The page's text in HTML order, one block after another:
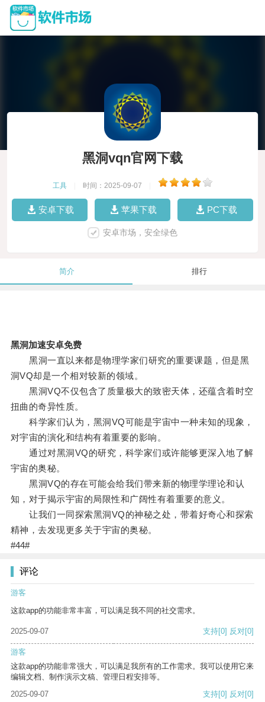
黑洞vqn官网下载
工具 时间：2025-09-07
安卓下载 苹果下载 PC下载
安卓市场，安全绿色
简介 排行
黑洞加速安卓免费
黑洞一直以来都是物理学家们研究的重要课题，但是黑
洞VQ却是一个相对较新的领域。
黑洞VQ不仅包含了质量极大的致密天体，还蕴含着时空
扭曲的奇异性质。
科学家们认为，黑洞VQ可能是宇宙中一种未知的现象，
对宇宙的演化和结构有着重要的影响。
通过对黑洞VQ的研究，科学家们或许能够更深入地了解
宇宙的奥秘。
黑洞VQ的存在可能会给我们带来新的物理学理论和认
知，对于揭示宇宙的局限性和广阔性有着重要的意义。
让我们一同探索黑洞VQ的神秘之处，带着好奇心和探索
精神，去发现更多关于宇宙的奥秘。
#44#
评论
游客
这款app的功能非常丰富，可以满足我不同的社交需求。
2025-09-07 支持[0] 反对[0]
游客
这款app的功能非常强大，可以满足我所有的工作需求。我可以使用它来
编辑文档、制作演示文稿、管理日程安排等。
2025-09-07
支持[0] 反对[0]